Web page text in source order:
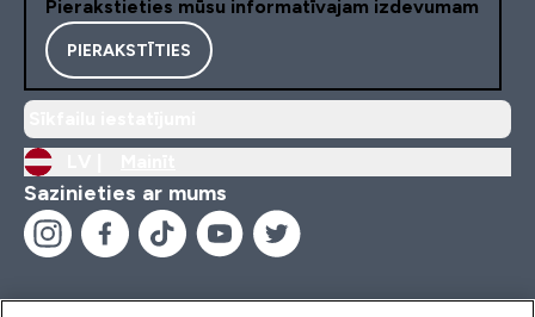
Pierakstieties mūsu informatīvajam izdevumam
PIERAKSTĪTIES
Sazinieties ar mums